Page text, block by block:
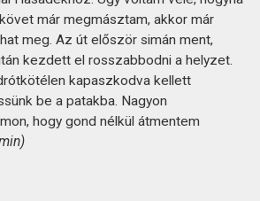
már megmásztam, akkor már
meg. Az út először simán ment,
kezdett el rosszabbodni a helyzet.
kapaszkodva kellett
be a patakba. Nagyon
hogy gond nélkül átmentem